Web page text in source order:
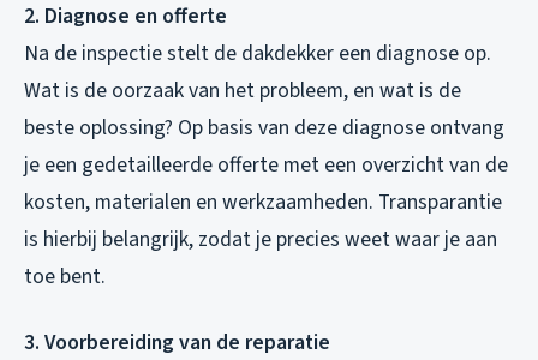
2. Diagnose en offerte
Na de inspectie stelt de dakdekker een diagnose op.
Wat is de oorzaak van het probleem, en wat is de
beste oplossing? Op basis van deze diagnose ontvang
je een gedetailleerde offerte met een overzicht van de
kosten, materialen en werkzaamheden. Transparantie
is hierbij belangrijk, zodat je precies weet waar je aan
toe bent.
3. Voorbereiding van de reparatie